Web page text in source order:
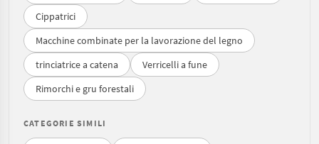
Cippatrici
Macchine combinate per la lavorazione del legno
trinciatrice a catena
Verricelli a fune
Rimorchi e gru forestali
CATEGORIE SIMILI